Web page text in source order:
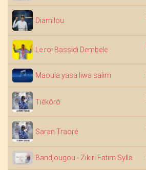
Diamilou
Le roi Bassidi Dembele
Maoula yasa liwa salim
Tièkôrô
Saran Traoré
Bandjougou - Zikiri Fatim Sylla